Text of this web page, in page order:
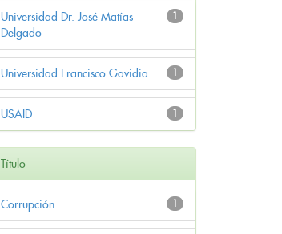
1
Universidad Dr. José Matías
Delgado
1
Universidad Francisco Gavidia
1
USAID
Título
1
Corrupción